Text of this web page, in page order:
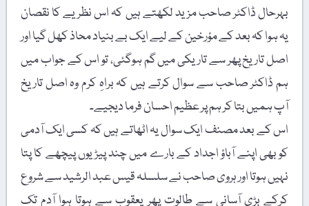
بہرحال ڈاکٹر صاحب مزید لکھتے ہیں کہ اس نظریے کا نقصان
یہ ہوا کہ بعد کے مؤرخین کے لیے ایک بے بنیاد محاذ کھل گیا اور
اصل تاریخ پھر سے تاریکی میں گم ہوگئی، تو اس کے جواب میں
ہم ڈاکٹر صاحب سے سوال کرتے ہیں کہ براہِ کرم وہ اصل تاریخ
آپ ہمیں بتا کر ہم پر عظیم احسان فرما دیجیے۔
اس کے بعد مصنف ایک سوال یہ اٹھاتے ہیں کہ کسی ایک آدمی
کو بھی اپنے آباؤ اجداد کے بارے میں چند پیڑیوں پیچھے کا پتا
نہیں ہوتا اور ہروی صاحب نے سلسلہ قیس عبد الرشید سے شروع
کرکے بڑی آسانی سے طالوت پھر یعقوب سے ہوتا ہوا آدم تک